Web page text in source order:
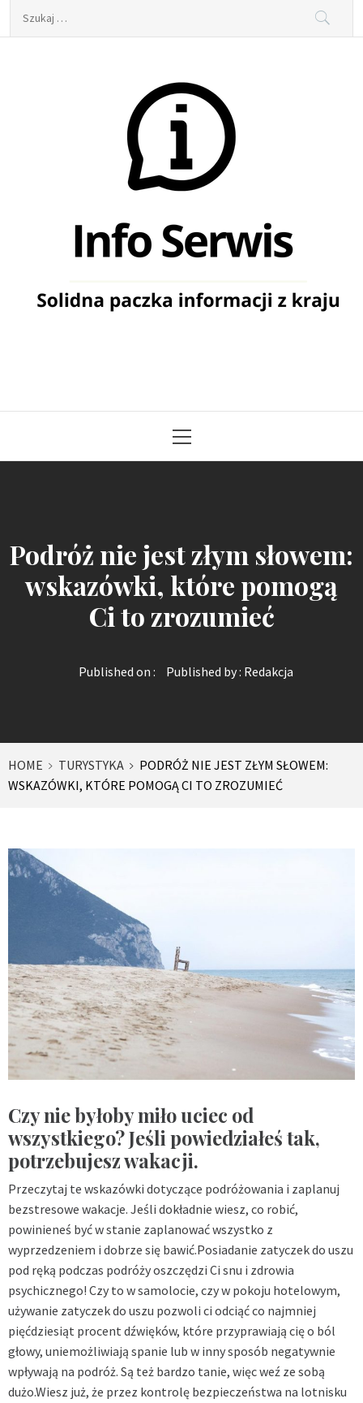
Szukaj:
Info Serwis
Menu
Podróż nie jest złym słowem:
wskazówki, które pomogą
Ci to zrozumieć
Published on : Published by : Redakcja
HOME TURYSTYKA
PODRÓŻ NIE JEST ZŁYM SŁOWEM:
WSKAZÓWKI, KTÓRE POMOGĄ CI TO ZROZUMIEĆ
Czy nie byłoby miło uciec od
wszystkiego? Jeśli powiedziałeś tak,
potrzebujesz wakacji.
Przeczytaj te wskazówki dotyczące podróżowania i zaplanuj
bezstresowe wakacje. Jeśli dokładnie wiesz, co robić,
powinieneś być w stanie zaplanować wszystko z
wyprzedzeniem i dobrze się bawić.Posiadanie zatyczek do uszu
pod ręką podczas podróży oszczędzi Ci snu i zdrowia
psychicznego! Czy to w samolocie, czy w pokoju hotelowym,
używanie zatyczek do uszu pozwoli ci odciąć co najmniej
pięćdziesiąt procent dźwięków, które przyprawiają cię o ból
głowy, uniemożliwiają spanie lub w inny sposób negatywnie
wpływają na podróż. Są też bardzo tanie, więc weź ze sobą
dużo.Wiesz już, że przez kontrolę bezpieczeństwa na lotnisku